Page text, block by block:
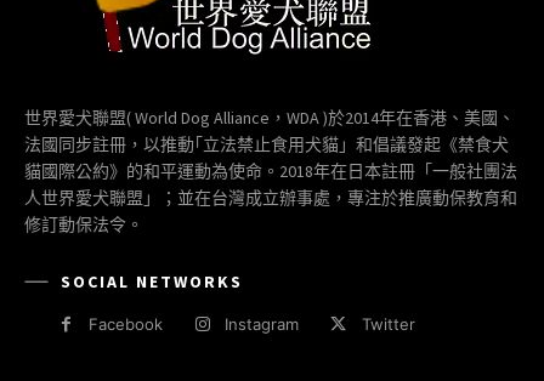
世界愛犬聯盟( World Dog Alliance，WDA )於2014年在香港、美國、
法國同步註冊，以推動｢立法禁止食用犬貓」和倡議發起《禁食犬
貓國際公約》的和平運動為使命。2018年在日本註冊「一般社團法
人世界愛犬聯盟」；並在台灣成立辦事處，專注於推廣動保教育和
修訂動保法令。
SOCIAL NETWORKS
Facebook Instagram Twitter